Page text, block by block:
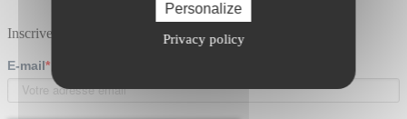
Personalize
Privacy policy
Inscrivez-vous à notre newsletter
E-mail*